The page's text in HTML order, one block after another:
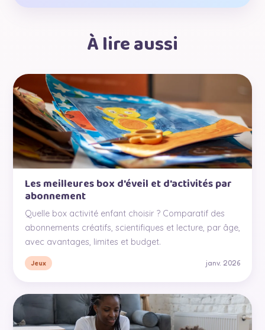
À lire aussi
Les meilleures box d'éveil et d'activités par
abonnement
Quelle box activité enfant choisir ? Comparatif des
abonnements créatifs, scientifiques et lecture, par âge,
avec avantages, limites et budget.
Jeux janv. 2026